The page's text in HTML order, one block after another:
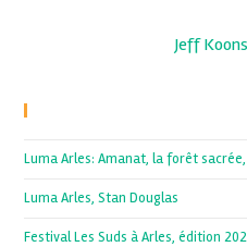
Jeff
Luma Arles: Amanat, la forêt
Luma Arles, Stan Douglas
Festival Les Suds à Arles, édition